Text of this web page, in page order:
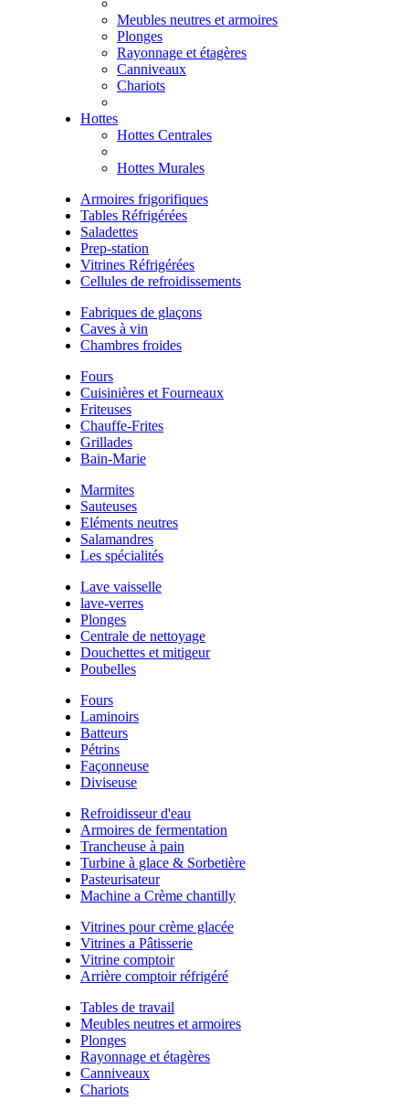
Meubles neutres et armoires
Plonges
Rayonnage et étagères
Canniveaux
Chariots
Hottes
Hottes Centrales
Hottes Murales
Armoires frigorifiques
Tables Réfrigérées
Saladettes
Prep-station
Vitrines Réfrigérées
Cellules de refroidissements
Fabriques de glaçons
Caves à vin
Chambres froides
Fours
Cuisinières et Fourneaux
Friteuses
Chauffe-Frites
Grillades
Bain-Marie
Marmites
Sauteuses
Eléments neutres
Salamandres
Les spécialités
Lave vaisselle
lave-verres
Plonges
Centrale de nettoyage
Douchettes et mitigeur
Poubelles
Fours
Laminoirs
Batteurs
Pétrins
Façonneuse
Diviseuse
Refroidisseur d'eau
Armoires de fermentation
Trancheuse à pain
Turbine à glace & Sorbetière
Pasteurisateur
Machine a Crème chantilly
Vitrines pour crème glacée
Vitrines a Pâtisserie
Vitrine comptoir
Arrière comptoir réfrigéré
Tables de travail
Meubles neutres et armoires
Plonges
Rayonnage et étagères
Canniveaux
Chariots